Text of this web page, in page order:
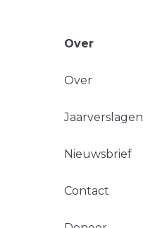
Over
Over
Jaarverslagen
Nieuwsbrief
Contact